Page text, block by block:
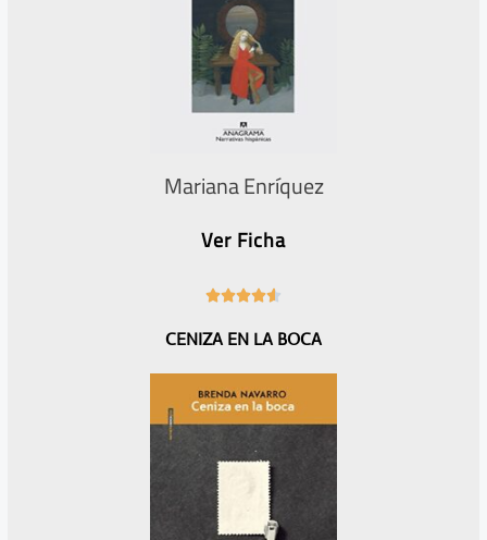
Mariana Enríquez
Ver Ficha

6
CENIZA EN LA BOCA